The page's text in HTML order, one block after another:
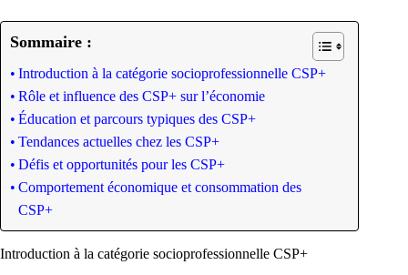
Sommaire :
Introduction à la catégorie socioprofessionnelle CSP+
Rôle et influence des CSP+ sur l’économie
Éducation et parcours typiques des CSP+
Tendances actuelles chez les CSP+
Défis et opportunités pour les CSP+
Comportement économique et consommation des
CSP+
Introduction à la catégorie socioprofessionnelle CSP+